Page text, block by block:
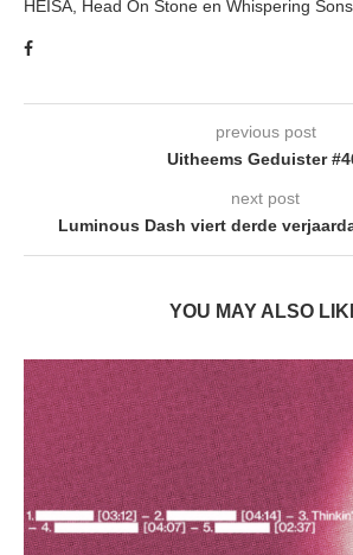
HEISA, Head On Stone en Whispering Sons.
previous post
Uitheems Geduister
next post
Luminous Dash viert derde
YOU MAY ALSO